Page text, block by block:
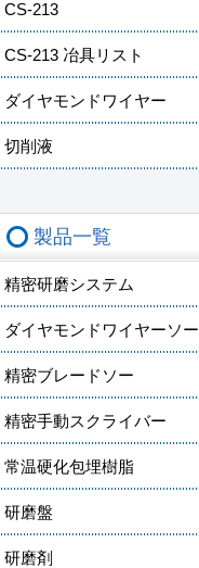
CS-213
CS-213 冶具リスト
ダイヤモンドワイヤー
切削液
製品一覧
精密研磨システム
ダイヤモンドワイヤーソー
精密ブレードソー
精密手動スクライバー
常温硬化包埋樹脂
研磨盤
研磨剤